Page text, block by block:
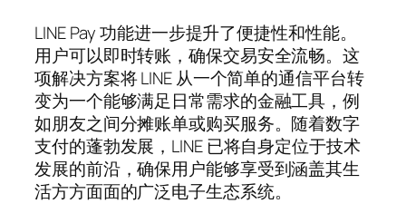
LINE Pay 功能进一步提升了便捷性和性能。
用户可以即时转账，确保交易安全流畅。这
项解决方案将 LINE 从一个简单的通信平台转
变为一个能够满足日常需求的金融工具，例
如朋友之间分摊账单或购买服务。随着数字
支付的蓬勃发展，LINE 已将自身定位于技术
发展的前沿，确保用户能够享受到涵盖其生
活方方面面的广泛电子生态系统。